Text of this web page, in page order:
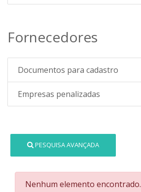
Fornecedores
Documentos para cadastro
Empresas penalizadas
PESQUISA AVANÇADA
Nenhum elemento encontrado.